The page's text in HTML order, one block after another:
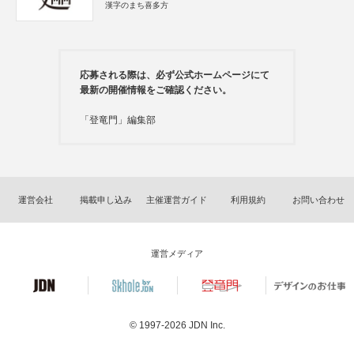
漢字のまち喜多方
応募される際は、必ず公式ホームページにて
最新の開催情報をご確認ください。
「登竜門」編集部
運営会社 掲載申し込み 主催運営ガイド 利用規約 お問い合わせ
運営メディア
© 1997-2026 JDN Inc.